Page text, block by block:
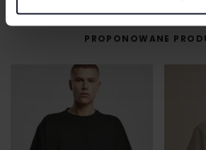
PROPONOWANE